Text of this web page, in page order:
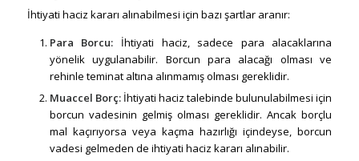
İhtiyati haciz kararı alınabilmesi için bazı şartlar aranır:
Para Borcu: İhtiyati haciz, sadece para alacaklarına
yönelik uygulanabilir. Borcun para alacağı olması ve
rehinle teminat altına alınmamış olması gereklidir.
Muaccel Borç:İhtiyati haciz talebinde bulunulabilmesi için
borcun vadesinin gelmiş olması gereklidir. Ancak borçlu
mal kaçırıyorsa veya kaçma hazırlığı içindeyse, borcun
vadesi gelmeden de ihtiyati haciz kararı alınabilir.